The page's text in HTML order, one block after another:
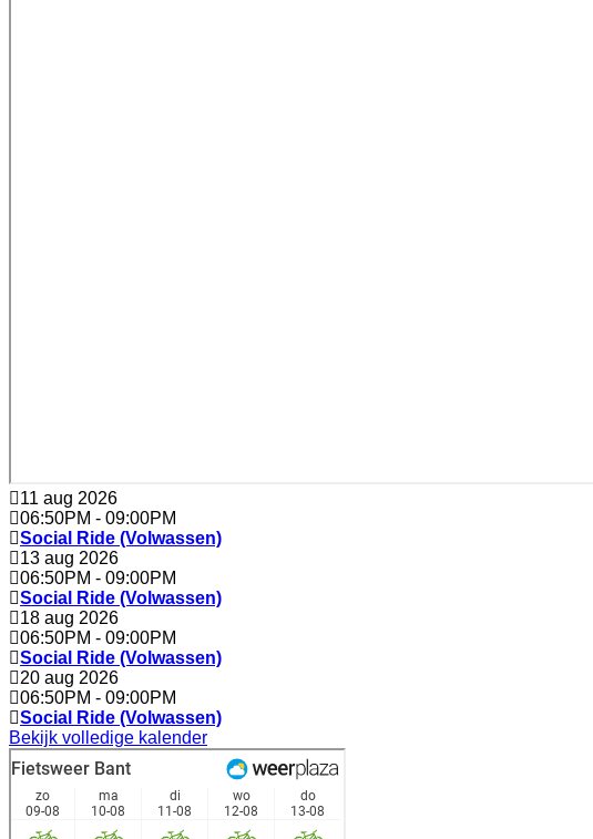
11 aug 2026
06:50PM - 09:00PM
Social Ride (Volwassen)
13 aug 2026
06:50PM - 09:00PM
Social Ride (Volwassen)
18 aug 2026
06:50PM - 09:00PM
Social Ride (Volwassen)
20 aug 2026
06:50PM - 09:00PM
Social Ride (Volwassen)
Bekijk volledige kalender